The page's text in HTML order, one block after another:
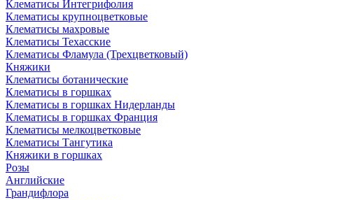
Клематисы Интегрифолия
Клематисы крупноцветковые
Клематисы махровые
Клематисы Техасские
Клематисы Фламула (Трехцветковый)
Княжики
Клематисы ботанические
Клематисы в горшках
Клематисы в горшках Нидерланды
Клематисы в горшках Франция
Клематисы мелкоцветковые
Клематисы Тангутика
Княжики в горшках
Розы
Английские
Грандифлора